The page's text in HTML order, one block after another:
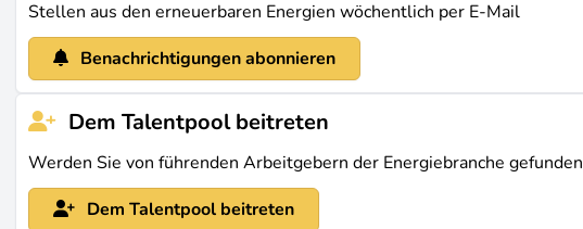
Stellen aus den erneuerbaren Energien wöchentlich per E-Mail
Benachrichtigungen abonnieren
Dem Talentpool beitreten
Werden Sie von führenden Arbeitgebern der Energiebranche gefunden
Dem Talentpool beitreten